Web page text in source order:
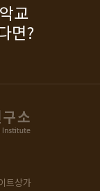
교
면?
트상가